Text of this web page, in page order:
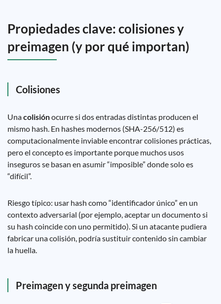
Propiedades clave: colisiones y
preimagen (y por qué importan)
Colisiones
Unacolisiónocurre si dos entradas distintas producen el
mismo hash. En hashes modernos (SHA-256/512) es
computacionalmente inviable encontrar colisiones prácticas,
pero el concepto es importante porque muchos usos
inseguros se basan en asumir “imposible” donde solo es
“difícil”.
Riesgo típico: usar hash como “identificador único” en un
contexto adversarial (por ejemplo, aceptar un documento si
su hash coincide con uno permitido). Si un atacante pudiera
fabricar una colisión, podría sustituir contenido sin cambiar
la huella.
Preimagen y segunda preimagen